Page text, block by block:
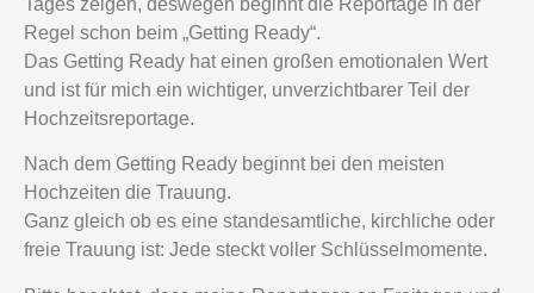
Tages zeigen, deswegen beginnt die Reportage in der
Regel schon beim „Getting Ready“.
Das Getting Ready hat einen großen emotionalen Wert
und ist für mich ein wichtiger, unverzichtbarer Teil der
Hochzeitsreportage.
Nach dem Getting Ready beginnt bei den meisten
Hochzeiten die Trauung.
Ganz gleich ob es eine standesamtliche, kirchliche oder
freie Trauung ist: Jede steckt voller Schlüsselmomente.